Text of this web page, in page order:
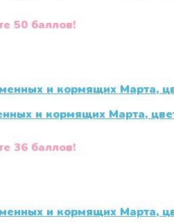
50 баллов!
и кормящих Марта,
36 баллов!